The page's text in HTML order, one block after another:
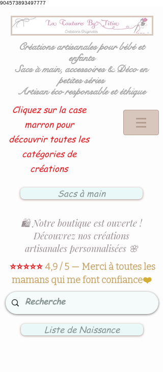
904573893497777
Créations artisanales pour bébé et
enfants
Sacs à main, accessoires & Déco en
petites séries
Artisan éco responsable et éthique
Cliquez sur la case
marron pour
découvrir toutes les
catégories de
créations
Sacs à main
🛍️ Notre boutique est ouverte !
Découvrez nos créations
artisanales personnalisées 🌸
⭐⭐⭐⭐⭐4,9 / 5 — Merci à toutes les
mamans qui me font confiance❤️
Liste de Naissance